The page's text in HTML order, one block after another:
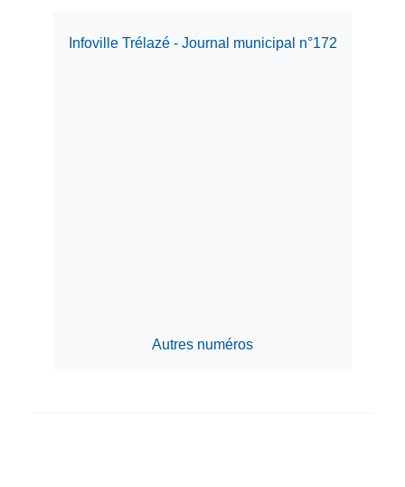
Infoville Trélazé - Journal municipal n°172
Autres numéros